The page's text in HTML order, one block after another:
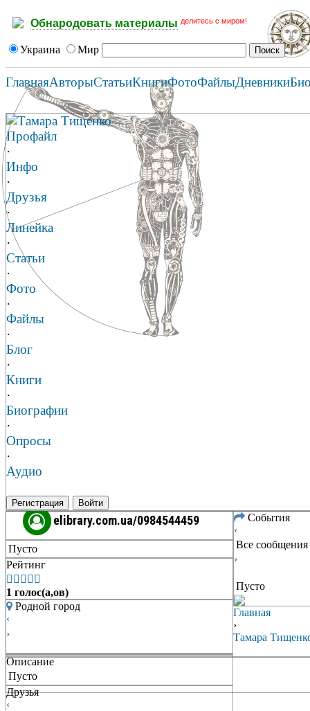
Обнародовать материалы делитесь с миром!
Украина Мир
ГлавнаяАвторыСтатьиКнигиФотоФайлыДневники
Тамара Тищенко
Профайл
·
Инфо
·
Друзья
·
Линейка
·
Статьи
·
Фото
·
Файлы
·
Блог
·
Книги
·
Биографии
·
Опросы
·
Аудио
Регистрация Войти
elibrary.com.ua/0984544459
Пусто
Рейтинг
    
1 голос(а,ов)
Родной город
‹
›
Описание
Пусто
Друзья
‹
События
‹
Все сообщения
›
Пусто
Главная
›
Тамара